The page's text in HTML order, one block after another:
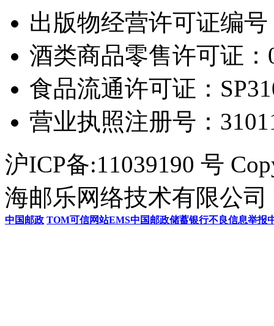
出版物经营许可证编
酒类商品零售许可证：
食品流通许可证：
营业执照注册号：
沪ICP备:11039190 号
海邮乐网络技术有限公司
中国邮政 TOM可信网站EMS中国邮政储蓄银行不良信息举报